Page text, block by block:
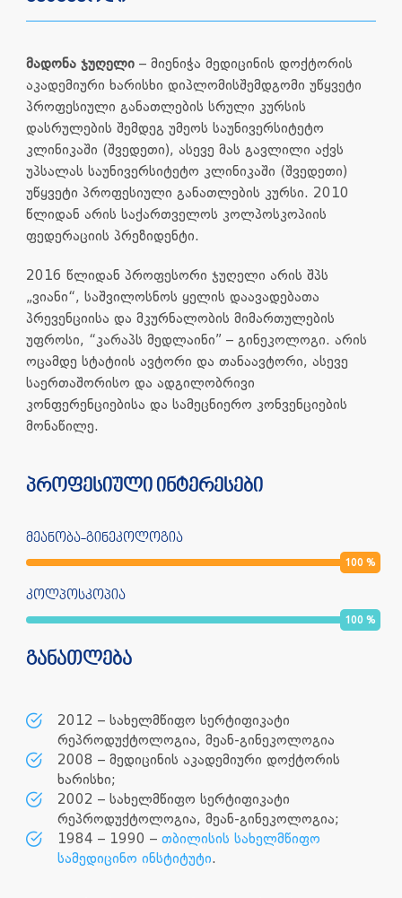
მადონა ჯუღელი – მიენიჭა მედიცინის დოქტორის
აკადემიური ხარისხი დიპლომისშემდგომი უწყვეტი
პროფესიული განათლების სრული კურსის
დასრულების შემდეგ უმეოს საუნივერსიტეტო
კლინიკაში (შვედეთი), ასევე მას გავლილი აქვს
უპსალას საუნივერსიტეტო კლინიკაში (შვედეთი)
უწყვეტი პროფესიული განათლების კურსი. 2010
წლიდან არის საქართველოს კოლპოსკოპიის
ფედერაციის პრეზიდენტი.
2016 წლიდან პროფესორი ჯუღელი არის შპს
„ვიანი“, საშვილოსნოს ყელის დაავადებათა
პრევენციისა და მკურნალობის მიმართულების
უფროსი, “კარაპს მედლაინი” – გინეკოლოგი. არის
ოცამდე სტატიის ავტორი და თანაავტორი, ასევე
საერთაშორისო და ადგილობრივი
კონფერენციებისა და სამეცნიერო კონვენციების
მონაწილე.
პროფესიული ინტერესები
მეანობა-გინეკოლოგია
100 %
კოლპოსკოპია
100 %
განათლება
2012 – სახელმწიფო სერტიფიკატი
რეპროდუქტოლოგია, მეან-გინეკოლოგია
2008 – მედიცინის აკადემიური დოქტორის
ხარისხი;
2002 – სახელმწიფო სერტიფიკატი
რეპროდუქტოლოგია, მეან-გინეკოლოგია;
1984 – 1990 –თბილისის სახელმწიფო
სამედიცინო ინსტიტუტი.